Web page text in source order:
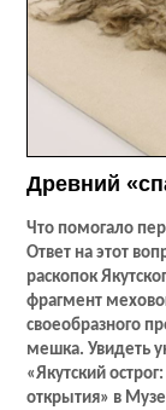
Древний
Что помогало
Ответ на этот
раскопок
фрагмент
своеобразного
мешка. Увидеть
«Якутский
открытия» в